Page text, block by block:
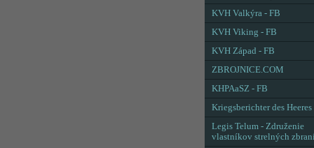
KVH Valkýra - FB
KVH Viking - FB
KVH Západ - FB
ZBROJNICE.COM
KHPAaSZ - FB
Kriegsberichter des Heeres
Legis Telum - Združenie
vlastníkov strelných